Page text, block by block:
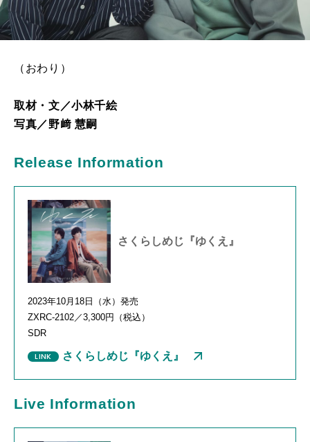
（おわり）
取材・文／小林千絵
写真／野﨑 慧嗣
Release Information
さくらしめじ『ゆくえ』
2023年10 月 18日（水）発売
ZXRC-2102 ／3,300円（税込）
SDR
さくらしめじ『ゆくえ』
Live Information